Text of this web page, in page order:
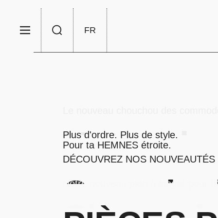
Passer au contenu
Menu Rechercher
FRChoisir la langue / la devise
Notre
avec
Plus d'ordre. Plus de style.
Pour ta HEMNES étroite.
Plateau
DÉCOUVREZ NOS NOUVEAUTÉS
Coussin
Notre nouveau plan à langer pour